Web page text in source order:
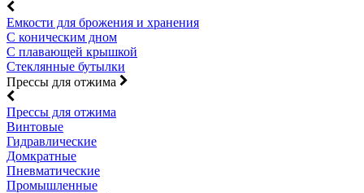
Емкости для брожения и хранения
С коническим дном
С плавающей крышкой
Стеклянные бутылки
Прессы для отжима
Прессы для отжима
Винтовые
Гидравлические
Домкратные
Пневматические
Промышленные